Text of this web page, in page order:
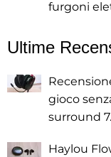
furgoni
Ultime
gioco
surround
Haylou